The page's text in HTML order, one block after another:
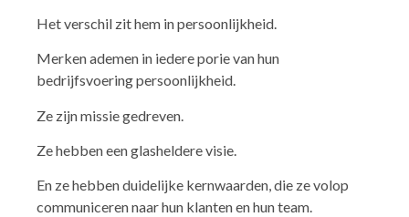
Het verschil zit hem in persoonlijkheid.
Merken ademen in iedere porie van hun
bedrijfsvoering persoonlijkheid.
Ze zijn missie gedreven.
Ze hebben een glasheldere visie.
En ze hebben duidelijke kernwaarden, die ze volop
communiceren naar hun klanten en hun team.